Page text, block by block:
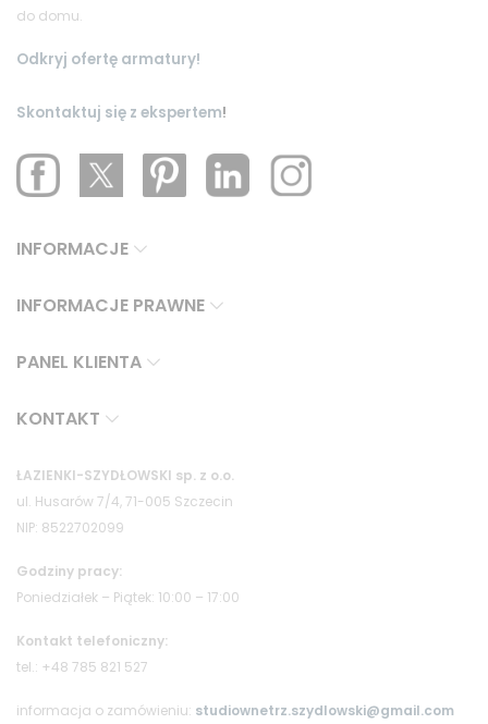
do domu.
Odkryj ofertę armatury!
Skontaktuj się z ekspertem!
INFORMACJE
INFORMACJE PRAWNE
PANEL KLIENTA
KONTAKT
ŁAZIENKI-SZYDŁOWSKI sp. z o.o.
ul. Husarów 7/4, 71-005 Szczecin
NIP: 8522702099
Godziny pracy:
Poniedziałek – Piątek: 10:00 – 17:00
Kontakt telefoniczny:
tel.: +48 785 821 527
informacja o zamówieniu: studiownetrz.szydlowski@gmail.com